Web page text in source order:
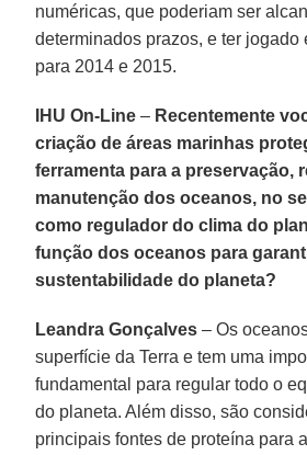
numéricas, que poderiam ser
determinados prazos, e ter jogado
para 2014 e 2015.
IHU On-Line – Recentemente
criação de áreas marinhas
ferramenta para a preservação,
manutenção dos oceanos, no
como regulador do clima do
função dos oceanos para
sustentabilidade do planeta?
Leandra Gonçalves – Os
superfície da Terra e tem uma
fundamental para regular todo o
do planeta. Além disso, são
principais fontes de proteína para